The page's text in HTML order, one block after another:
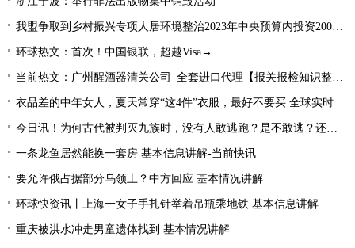
我盟争取到乡村振兴专项人居环境整治2023年中央预算内投资2000万元
环球热文：首次！中国银联，超越Visa→
当前热文：广州醒酒器清关公司_全套进口代理【报关报检知识整理】
衣品差的中年女人，夏天常穿“这4件”衣服，最好不要买 全球实时
今日讯！为何古代被判灭九族时，没有人敢逃跑？是不敢逃？还是不能逃
一条龙鱼居然能换一套房 基本信息讲解-当前快讯
要允许俄占据部分乌领土？中方回应 基本情况讲解
环球快资讯丨上海一女子手扎针举着吊瓶乘地铁 基本信息讲解
重庆被洪水冲走男童遗体找到 基本情况讲解